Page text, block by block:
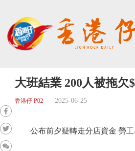
大班結業 200人被拖欠
香港仔 P02 2025-06-25
公布前夕疑轉走分店資金 勞工